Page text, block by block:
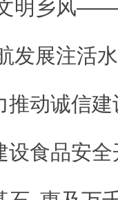
发展注活水